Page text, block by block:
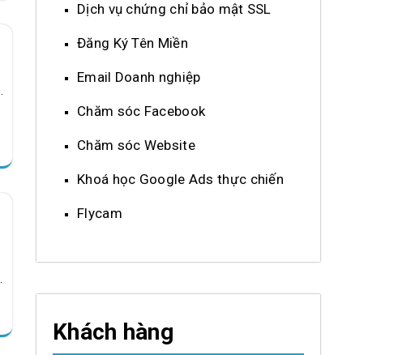
Dịch vụ chứng chỉ bảo mật SSL
Đăng Ký Tên Miền
Email Doanh nghiệp
Chăm sóc Facebook
Chăm sóc Website
Khoá học Google Ads thực chiến
Flycam
Khách hàng